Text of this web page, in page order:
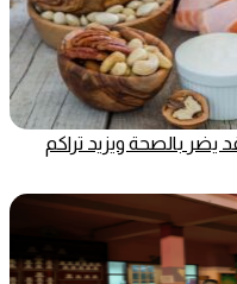
يضر بالصحة ويزيد تراكم